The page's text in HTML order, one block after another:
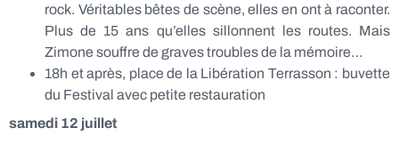
rock. Véritables bêtes de scène, elles en ont à raconter.
Plus de 15 ans qu’elles sillonnent les routes. Mais
Zimone souffre de graves troubles de la mémoire…
18h et après, place de la Libération Terrasson : buvette
du Festival avec petite restauration
samedi 12 juillet